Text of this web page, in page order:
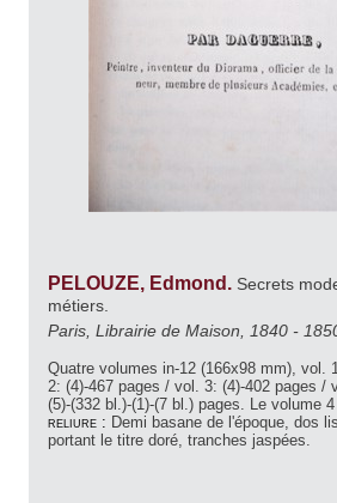
PELOUZE, Edmond. Secrets
métiers.
Paris, Librairie de Maison, 1840 -
Quatre volumes in-12 (166x98 mm), vol.
2: (4)-467 pages / vol. 3: (4)-402 pages /
(5)-(332 bl.)-(1)-(7 bl.) pages. Le volume
reliure : Demi basane de l'époque, dos
portant le titre doré, tranches jaspées.